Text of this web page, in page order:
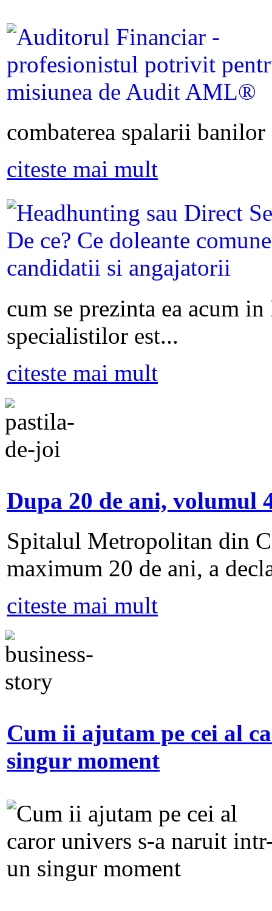
combaterea spalarii
citeste mai mult
cum se prezinta ea acum
specialistilor est...
citeste mai mult
Dupa 20 de ani, volumul
Spitalul Metropolitan din
maximum 20 de ani, a
citeste mai mult
Cum ii ajutam pe cei al
singur moment